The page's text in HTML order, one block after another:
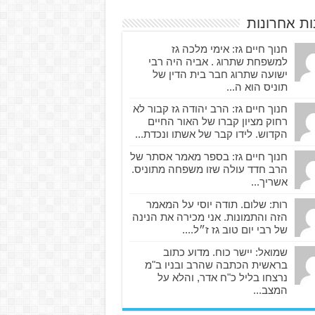
אחרונות
חנוך חיים גז: אימי מלכה גז
למשפחת שתרוג . אביה היה רבי
ישועה שתרוג חבר בית הדין של
תוניס הוא ה...
חנוך חיים גז: הרב יהודה גז קבור לא
רחוק מציון קברו של האור החיים
הקדוש. לידו קבר של אשתו ונכדת...
חנוך חיים גז: בספר מאמר אסתר של
הרב חדד עולה שזו משפחה מתוניס.
אשריך...
רות: שלום. תודה יוסי על המאמר
הזה והתמונות. אני מכירה את הנינה
של רבי יום טוב גז ז״ל....
שמואל: יישר כוח. מדוע כתוב
בראשית הכתבה שהרב ובניו ב"מ
נרצחו בליל כ"ח אדר, והלא על
המצב...